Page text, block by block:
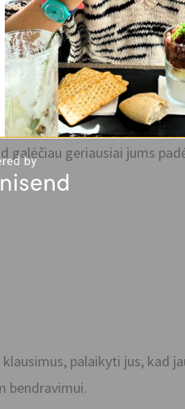
gyvensenos įpročius,
ir kaip galėtumėte
geriausiai jums
palaikyti jus, kad
bendravimui.